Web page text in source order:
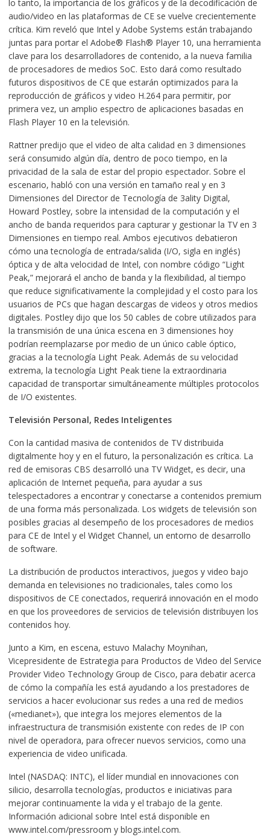
lo tanto, la importancia de los gráficos y de la decodificación de
audio/video en las plataformas de CE se vuelve crecientemente
crítica. Kim reveló que Intel y Adobe Systems están trabajando
juntas para portar el Adobe® Flash® Player 10, una herramienta
clave para los desarrolladores de contenido, a la nueva familia
de procesadores de medios SoC. Esto dará como resultado
futuros dispositivos de CE que estarán optimizados para la
reproducción de gráficos y video H.264 para permitir, por
primera vez, un amplio espectro de aplicaciones basadas en
Flash Player 10 en la televisión.
Rattner predijo que el video de alta calidad en 3 dimensiones
será consumido algún día, dentro de poco tiempo, en la
privacidad de la sala de estar del propio espectador. Sobre el
escenario, habló con una versión en tamaño real y en 3
Dimensiones del Director de Tecnología de 3ality Digital,
Howard Postley, sobre la intensidad de la computación y el
ancho de banda requeridos para capturar y gestionar la TV en 3
Dimensiones en tiempo real. Ambos ejecutivos debatieron
cómo una tecnología de entrada/salida (I/O, sigla en inglés)
óptica y de alta velocidad de Intel, con nombre código “Light
Peak,” mejorará el ancho de banda y la flexibilidad, al tiempo
que reduce significativamente la complejidad y el costo para los
usuarios de PCs que hagan descargas de videos y otros medios
digitales. Postley dijo que los 50 cables de cobre utilizados para
la transmisión de una única escena en 3 dimensiones hoy
podrían reemplazarse por medio de un único cable óptico,
gracias a la tecnología Light Peak. Además de su velocidad
extrema, la tecnología Light Peak tiene la extraordinaria
capacidad de transportar simultáneamente múltiples protocolos
de I/O existentes.
Televisión Personal, Redes Inteligentes
Con la cantidad masiva de contenidos de TV distribuida
digitalmente hoy y en el futuro, la personalización es crítica. La
red de emisoras CBS desarrolló una TV Widget, es decir, una
aplicación de Internet pequeña, para ayudar a sus
telespectadores a encontrar y conectarse a contenidos premium
de una forma más personalizada. Los widgets de televisión son
posibles gracias al desempeño de los procesadores de medios
para CE de Intel y el Widget Channel, un entorno de desarrollo
de software.
La distribución de productos interactivos, juegos y video bajo
demanda en televisiones no tradicionales, tales como los
dispositivos de CE conectados, requerirá innovación en el modo
en que los proveedores de servicios de televisión distribuyen los
contenidos hoy.
Junto a Kim, en escena, estuvo Malachy Moynihan,
Vicepresidente de Estrategia para Productos de Video del Service
Provider Video Technology Group de Cisco, para debatir acerca
de cómo la compañía les está ayudando a los prestadores de
servicios a hacer evolucionar sus redes a una red de medios
(«medianet»), que integra los mejores elementos de la
infraestructura de transmisión existente con redes de IP con
nivel de operadora, para ofrecer nuevos servicios, como una
experiencia de video unificada.
Intel (NASDAQ: INTC), el líder mundial en innovaciones con
silicio, desarrolla tecnologías, productos e iniciativas para
mejorar continuamente la vida y el trabajo de la gente.
Información adicional sobre Intel está disponible en
www.intel.com/pressroom y blogs.intel.com.